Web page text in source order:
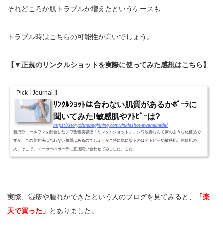
それどころか肌トラブルが増えたというケースも…
トラブル時はこちらの可能性が高いでしょう。
【▼正規のリンクルショットを実際に使ってみた感想はこちら】
Pick ! Journal !!
ﾘﾝｸﾙｼｮｯﾄは合わない肌質があるかﾎﾟｰﾗに
聞いてみた!敏感肌やｱﾄﾋﾟｰは?
https://storyofthebeginning.com/rinkleshot-awanaihada/
新成分ニールワンを配合したシワ改善美容液「リンクルショット」。シワ改善なんて夢のような化粧品で
すが、この美容液は合わない肌質はあるのでしょうか？特に気になるのはアトピーや敏感肌、乾燥肌の
人。そこで、メーカーのポーラに直接問い合わせてみました。また...
実際、湿疹や腫れができたという人のブログを見てみると、
「楽
天で買った」 とありました。